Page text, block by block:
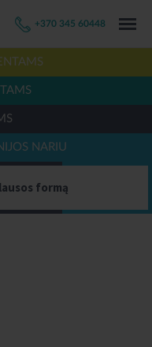
+370 345 60448
NARIU
formą